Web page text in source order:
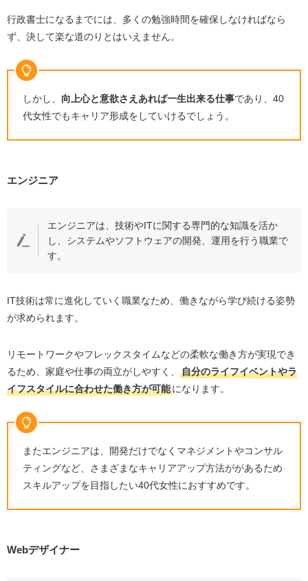
行政書士になるまでには、多くの勉強時間を確保しなければなら
ず、決して楽な道のりとはいえません。
しかし、 向上心と意欲さえあれば一生出来る仕事であり、 40
代女性でもキャリア形成をしていけるでしょう。
エンジニア
エンジニアは、技術やITに関する専門的な知識を活か
し、システムやソフトウェアの開発、運用を行う職業で
す。
IT技術は常に進化していく職業なため、働きながら学び続ける姿勢
が求められます。
リモートワークやフレックスタイムなどの柔軟な働き方が実現でき
るため、家庭や仕事の両立がしやすく、
自分のライフイベントやラ
イフスタイルに合わせた働き方が可能になります。
またエンジニアは、開発だけでなくマネジメントやコンサル
ティングなど、さまざまなキャリアアップ方法ががあるため
スキルアップを目指したい40代女性におすすめです。
Webデザイナー